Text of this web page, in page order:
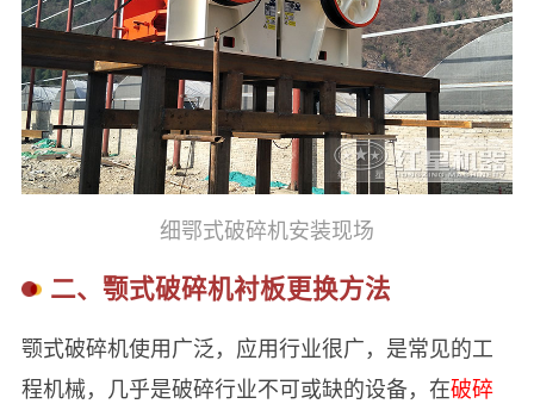
细鄂式破碎机安装现场
二、颚式破碎机衬板更换方法
颚式破碎机使用广泛，应用行业很广，是常见的工
程机械，几乎是破碎行业不可或缺的设备，在破碎